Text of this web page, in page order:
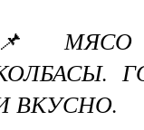
📌 МЯСО
ВКУСНО.